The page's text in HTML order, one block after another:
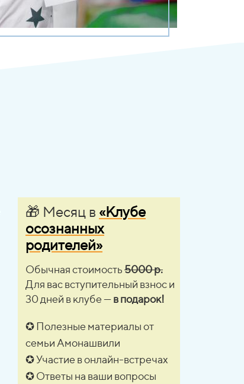
🎁 Месяц в «Клубе
осознанных
родителей»
Обычная стоимость5000 р.
Для вас вступительный взнос и
30 дней в клубе —в подарок!
✪ Полезные материалы от
семьи Амонашвили
✪ Участие в онлайн-встречах
✪ Ответы на ваши вопросы